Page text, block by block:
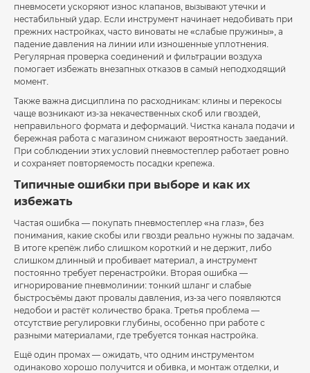
пневмосети ускоряют износ клапанов, вызывают утечки и
нестабильный удар. Если инструмент начинает недобивать при
прежних настройках, часто виноваты не «слабые пружины», а
падение давления на линии или изношенные уплотнения.
Регулярная проверка соединений и фильтрации воздуха
помогает избежать внезапных отказов в самый неподходящий
момент.
Также важна дисциплина по расходникам: клины и перекосы
чаще возникают из-за некачественных скоб или гвоздей,
неправильного формата и деформаций. Чистка канала подачи и
бережная работа с магазином снижают вероятность заеданий.
При соблюдении этих условий пневмостеплер работает ровно
и сохраняет повторяемость посадки крепежа.
Типичные ошибки при выборе и как их
избежать
Частая ошибка — покупать пневмостеплер «на глаз», без
понимания, какие скобы или гвозди реально нужны по задачам.
В итоге крепёж либо слишком короткий и не держит, либо
слишком длинный и пробивает материал, а инструмент
постоянно требует перенастройки. Вторая ошибка —
игнорирование пневмолинии: тонкий шланг и слабые
быстросъёмы дают провалы давления, из-за чего появляются
недобои и растёт количество брака. Третья проблема —
отсутствие регулировки глубины, особенно при работе с
разными материалами, где требуется тонкая настройка.
Ещё один промах — ожидать, что одним инструментом
одинаково хорошо получится и обивка, и монтаж отделки, и